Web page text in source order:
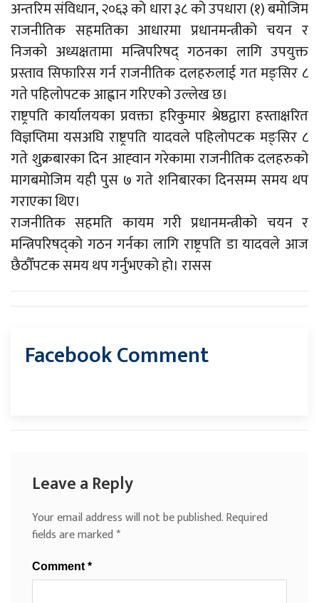
अन्तरिम संविधान, २०६३ को धारा ३८ को उपधारा (१) बमोजिम
राजनीतिक सहमतिका आधारमा प्रधानमन्त्रीको चयन र
निजको अध्यक्षतामा मन्त्रिपरिषद् गठनका लागि उपयुक्त
प्रस्ताव सिफारिस गर्न राजनीतिक दलहरुलाई गत मङ्सिर ८
गते पहिलोपटक आह्वान गरिएको उल्लेख छ।
राष्ट्रपति कार्यालयका प्रवक्ता हरिकुमार श्रेष्ठद्वारा हस्ताक्षरित
विज्ञप्तिमा यसअघि राष्ट्रपति यादवले पहिलोपटक मङ्सिर ८
गते शुक्रबारका दिन आह्‍वान गरेकामा राजनीतिक दलहरुको
मागबमोजिम यही पुस ७ गते शनिबारका दिनसम्म समय थप
गराएका थिए।
राजनीतिक सहमति कायम गरी प्रधानमन्त्रीको चयन र
मन्त्रिपरिषद्को गठन गर्नका लागि राष्ट्रपति डा यादवले आज
छैठौँपटक समय थप गर्नुभएको हो। रासस
Facebook Comment
Leave a Reply
Your email address will not be published.Required
fields are marked*
Comment *